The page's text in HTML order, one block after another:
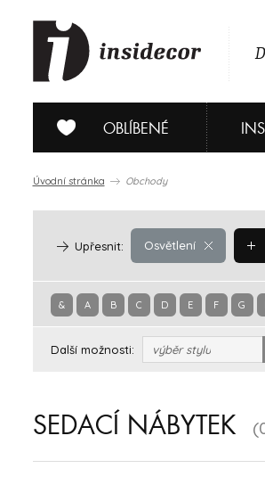
OBLÍBENÉ
Úvodní stránka Obchody
Osvětlení
Upřesnit:
& A B C D E F G
Další možnosti: výběr stylu
SEDACÍ NÁBYTEK